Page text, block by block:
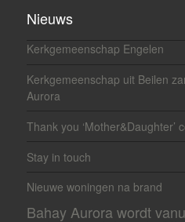
Nieuws
Kerkgemeenschap Engelen
Kerkgemeenschap uit Beilen
Aurora
Thank you ‘Mother&Daughter’
Stay in touch
Nieuwe woningen na brand
Bahay Aurora wordt